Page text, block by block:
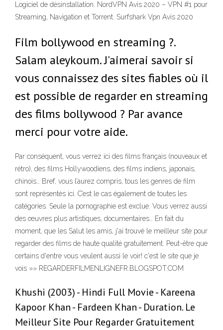
Logiciel de désinstallation. NordVPN Avis 2020 – VPN #1 pour
Streaming, Navigation et Torrent. Surfshark Vpn Avis 2020
Film bollywood en streaming ?.
Salam aleykoum. J'aimerai savoir si
vous connaissez des sites fiables où il
est possible de regarder en streaming
des films bollywood ? Par avance
merci pour votre aide.
Par conséquent, vous verrez ici des films français (nouveaux et
rétro), des films Hollywoodiens, des films indiens, japonais,
chinois… Bref, vous l’aurez compris, tous les genres de film
sont représentés ici. C’est le cas également de toutes les
catégories. Seule la pornographie est exclue. Vous verrez aussi
des œuvres plus artistiques, documentaires… En fait du
moment, que les Salut les amis, j'ai trouvé le meilleur site pour
regarder des films de haute qualité gratuitement. Peut-être que
certains d'entre vous veulent aussi le voir! c'est le site que je
vois »» REGARDERFILMENLIGNEFR.BLOGSPOT.COM
Khushi (2003) - Hindi Full Movie - Kareena
Kapoor Khan - Fardeen Khan - Duration. Le
Meilleur Site Pour Regarder Gratuitement